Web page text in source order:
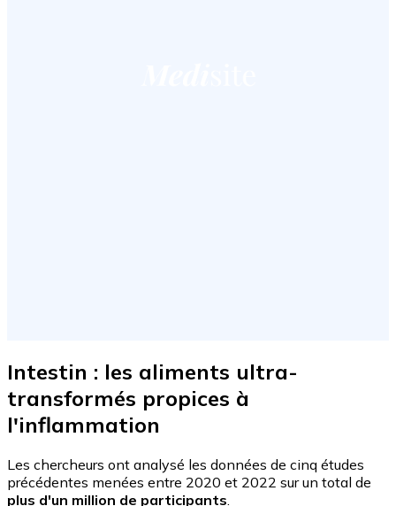
Intestin : les aliments ultra-
transformés propices à
l'inflammation
Les chercheurs ont analysé les données de cinq études
précédentes menées entre 2020 et 2022 sur un total de
plus d'un million de participants.